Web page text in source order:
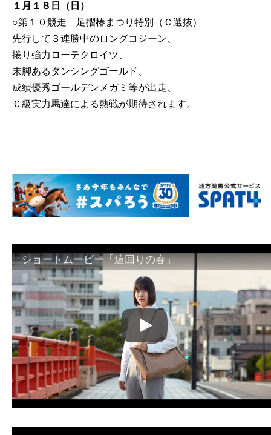
１月１８日（日）
○第１０競走 足摺椿まつり特別（Ｃ選抜）
先行して３連勝中のロングコジーン、
捲り強力ローテクロイツ、
末脚あるダンシングゴールド、
成績優秀ゴールデンメガミ等が出走、
Ｃ級実力馬達による熱戦が期待されます。
ショートムービー「遠回りの春」